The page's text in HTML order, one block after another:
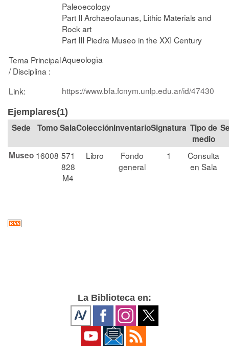
Paleoecology
Part II Archaeofaunas, Lithic Materials and
Rock art
Part III Piedra Museo in the XXI Century
Tema Principal
/ Disciplina :
Aqueologìa
Link: https://www.bfa.fcnym.unlp.edu.ar/id/47430
Ejemplares(1)
Tomo SalaColección Signatura Tipo de
medio
Museo 16008 571
828
M4
Libro
Fondo
general
1
Consulta
en Sala
La Biblioteca en: